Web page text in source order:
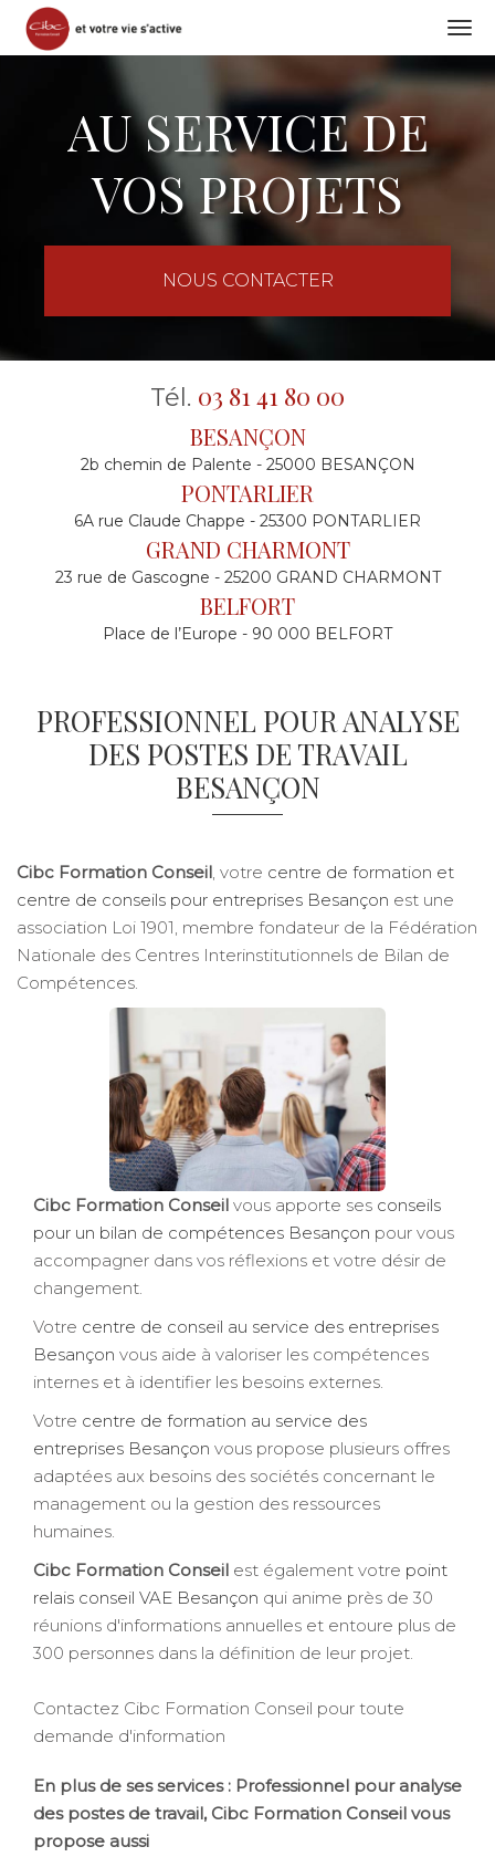
AU SERVICE DE
VOS PROJETS
NOUS CONTACTER
Tél. 03 81 41 80 00
BESANÇON
2b chemin de Palente - 25000 BESANÇON
PONTARLIER
6A rue Claude Chappe - 25300 PONTARLIER
GRAND CHARMONT
23 rue de Gascogne - 25200 GRAND CHARMONT
BELFORT
Place de l’Europe - 90 000 BELFORT
PROFESSIONNEL POUR ANALYSE
DES POSTES DE TRAVAIL
BESANÇON
Cibc Formation Conseil, votre centre de formation et
centre de conseils pour entreprises Besançon est une
association Loi 1901, membre fondateur de la Fédération
Nationale des Centres Interinstitutionnels de Bilan de
Compétences.
Cibc Formation Conseil vous apporte ses conseils
pour un bilan de compétences Besançon pour vous
accompagner dans vos réflexions et votre désir de
changement.
Votre centre de conseil au service des entreprises
Besançon vous aide à valoriser les compétences
internes et à identifier les besoins externes.
Votre centre de formation au service des
entreprises Besançon vous propose plusieurs offres
adaptées aux besoins des sociétés concernant le
management ou la gestion des ressources
humaines.
Cibc Formation Conseil est également votre point
relais conseil VAE Besançon qui anime près de 30
réunions d'informations annuelles et entoure plus de
300 personnes dans la définition de leur projet.
Contactez Cibc Formation Conseil pour toute
demande d'information
En plus de ses services : Professionnel pour analyse
des postes de travail, Cibc Formation Conseil vous
propose aussi